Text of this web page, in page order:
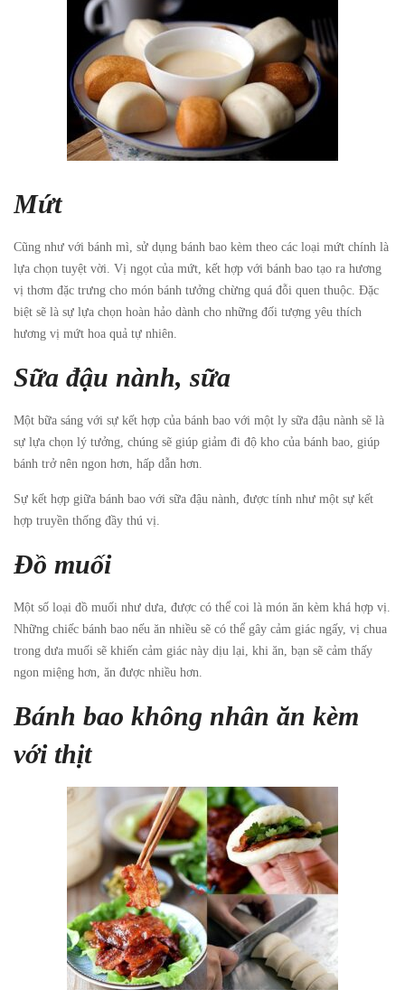
Mứt
Cũng như với bánh mì, sử dụng bánh bao kèm theo các loại mứt chính là
lựa chọn tuyệt vời. Vị ngọt của mứt, kết hợp với bánh bao tạo ra hương
vị thơm đặc trưng cho món bánh tưởng chừng quá đỗi quen thuộc. Đặc
biệt sẽ là sự lựa chọn hoàn hảo dành cho những đối tượng yêu thích
hương vị mứt hoa quả tự nhiên.
Sữa đậu nành, sữa
Một bữa sáng với sự kết hợp của bánh bao với một ly sữa đậu nành sẽ là
sự lựa chọn lý tưởng, chúng sẽ giúp giảm đi độ kho của bánh bao, giúp
bánh trở nên ngon hơn, hấp dẫn hơn.
Sự kết hợp giữa bánh bao với sữa đậu nành, được tính như một sự kết
hợp truyền thống đầy thú vị.
Đồ muối
Một số loại đồ muối như dưa, được có thể coi là món ăn kèm khá hợp vị.
Những chiếc bánh bao nếu ăn nhiều sẽ có thể gây cảm giác ngấy, vị chua
trong dưa muối sẽ khiến cảm giác này dịu lại, khi ăn, bạn sẽ cảm thấy
ngon miệng hơn, ăn được nhiều hơn.
Bánh bao không nhân ăn kèm
với thịt